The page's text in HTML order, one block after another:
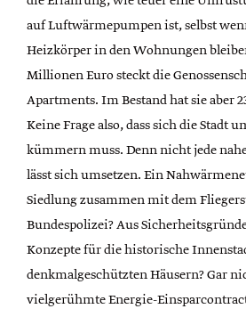
auf Luftwärmepumpen ist, selbst
Heizkörper in den Wohnungen
Millionen Euro steckt die
Apartments. Im Bestand hat sie aber
Keine Frage also, dass sich die Stadt
kümmern muss. Denn nicht jede
lässt sich umsetzen. Ein
Siedlung zusammen mit dem
Bundespolizei? Aus
Konzepte für die historische
denkmalgeschützten Häusern? Gar
vielgerühmte Energie-